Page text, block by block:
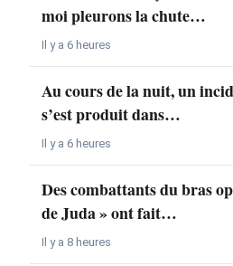
moi pleurons la chute…
Il y a 6 heures
Au cours de la nuit, un
s’est produit dans…
Il y a 6 heures
Des combattants du bras
de Juda » ont fait…
Il y a 8 heures